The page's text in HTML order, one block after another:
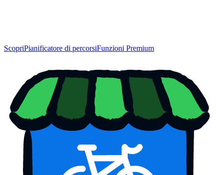
ScopriPianificatore di percorsiFunzioni Premium